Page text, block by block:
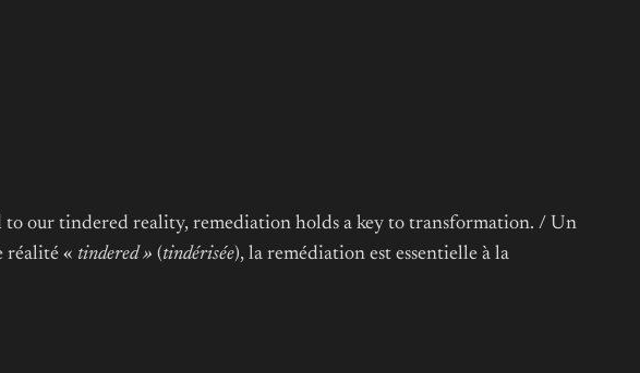
our tindered reality, remediation holds a key to transformation. / Un
réalité « tindered » (tindérisée), la remédiation est essentielle à la